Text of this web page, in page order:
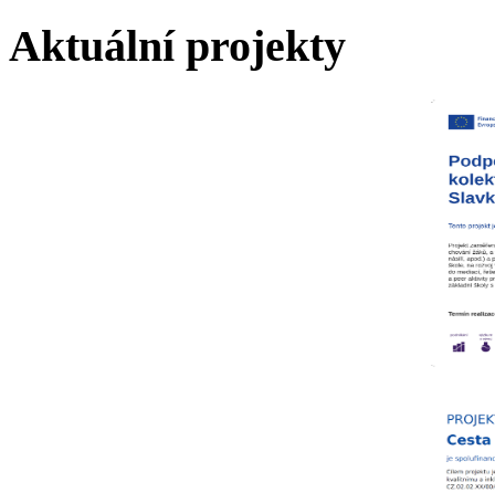
Aktuální projekty